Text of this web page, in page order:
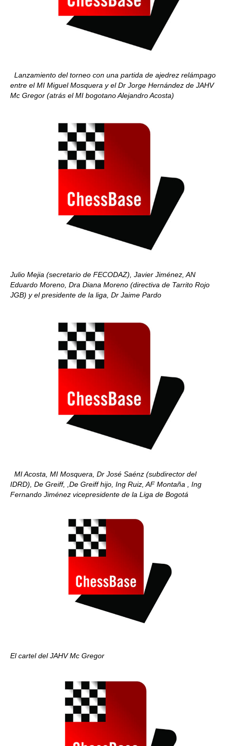
Lanzamiento del torneo con una partida de ajedrez relámpago
entre el MI Miguel Mosquera y el Dr Jorge Hernández de JAHV
Mc Gregor (atrás el MI bogotano Alejandro Acosta)
Julio Mejia (secretario de FECODAZ), Javier Jiménez, AN
Eduardo Moreno, Dra Diana Moreno (directiva de Tarrito Rojo
JGB) y el presidente de la liga, Dr Jaime Pardo
MI Acosta, MI Mosquera, Dr José Saénz (subdirector del
IDRD), De Greiff, ,De Greiff hijo, Ing Ruiz, AF Montaña , Ing
Fernando Jiménez vicepresidente de la Liga de Bogotá
El cartel del JAHV Mc Gregor